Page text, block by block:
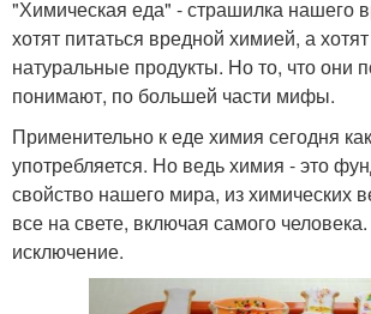
"Химическая еда" - страшилка нашего
хотят питаться вредной химией, а
натуральные продукты. Но то, что они
понимают, по большей части мифы.
Применительно к еде химия сегодня
употребляется. Но ведь химия - это
свойство нашего мира, из химических
все на свете, включая самого
исключение.